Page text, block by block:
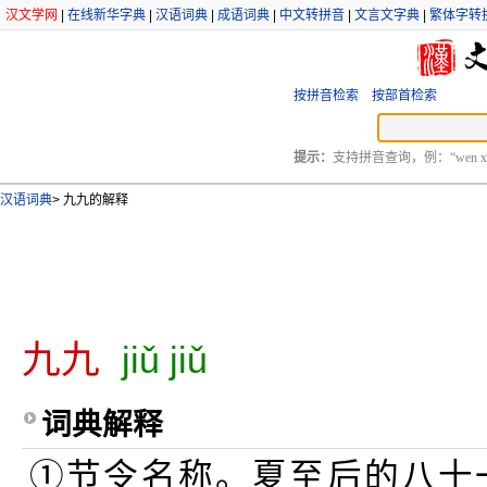
汉文学网 在线新华字典 汉语词典 成语词典 中文转拼音 文言文字典 繁体字转
按拼音检索 按部首检索
提示： 支持拼音查询，例：“wen
汉语词典> 九九的解释
九九 jiǔ jiǔ
词典解释
①节令名称。夏至后的八十